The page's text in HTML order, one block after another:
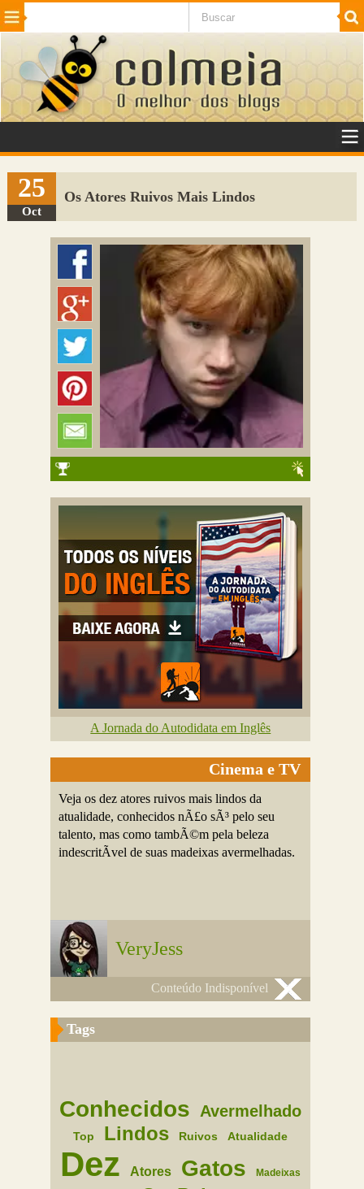
Beleza Cinema e TV
Internet Jogos NotÃ­cias SaÃºde
VeÃ­culos Adulto
Sugerir Link
Adicionar Blog
Colmeia Exchange
25
Oct
Os Atores Ruivos Mais Lindos
A Jornada do Autodidata em Inglês
Cinema e TV
Veja os dez atores ruivos mais lindos da
atualidade, conhecidos nÃ£o sÃ³ pelo seu
talento, mas como tambÃ©m pela beleza
indescritÃ­vel de suas madeixas avermelhadas.
VeryJess
Conteúdo Indisponível
Tags
Conhecidos Avermelhado
Top Lindos Ruivos Atualidade
Dez Atores Gatos Madeixas